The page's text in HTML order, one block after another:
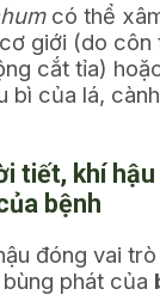
có thể
giới (do côn
cắt tỉa)
bì của lá,
tiết, khí
bệnh
đóng vai
phát của